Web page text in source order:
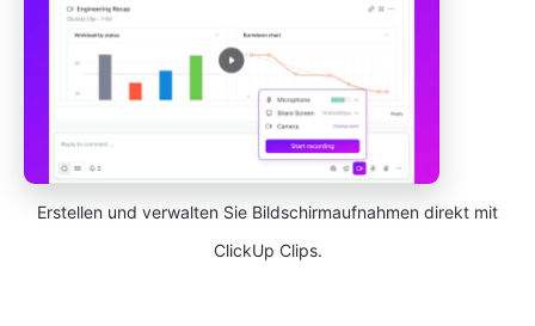
Erstellen und verwalten Sie Bildschirmaufnahmen direkt mit
ClickUp Clips.